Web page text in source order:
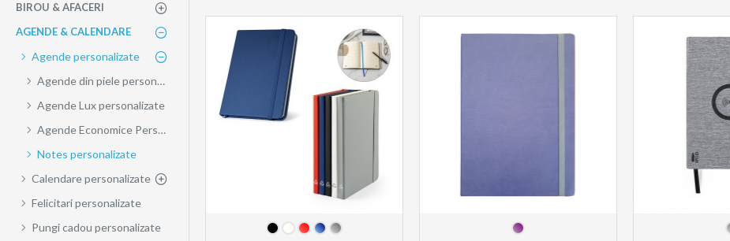
BIROU & AFACERI
AGENDE & CALENDARE
Agende personalizate
Agende din piele personalizate
Agende Lux personalizate
Agende Economice Personalizate
Notes personalizate
Calendare personalizate
Felicitari personalizate
Pungi cadou personalizate